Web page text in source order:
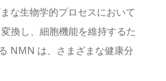
な生物学的プロセスにおいて
換し、細胞機能を維持するた
NMN は、さまざまな健康分